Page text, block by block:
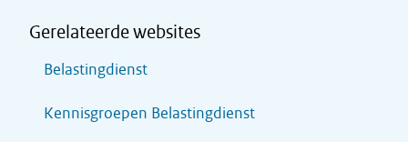
Gerelateerde websites
Belastingdienst
Kennisgroepen Belastingdienst